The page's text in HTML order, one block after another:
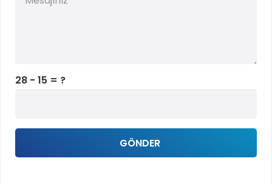
28 - 15 = ?
GÖNDER